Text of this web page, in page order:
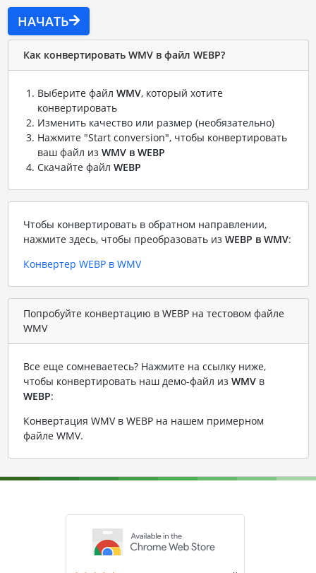
НАЧАТЬ
Как конвертировать WMV в файл WEBP?
Выберите файл WMV, который хотите
конвертировать
Изменить качество или размер (необязательно)
Нажмите "Start conversion", чтобы конвертировать
ваш файл из WMV в WEBP
Скачайте файл WEBP
Чтобы конвертировать в обратном направлении,
нажмите здесь, чтобы преобразовать из WEBP в WMV:
Конвертер WEBP в WMV
Попробуйте конвертацию в WEBP на тестовом файле
WMV
Все еще сомневаетесь? Нажмите на ссылку ниже,
чтобы конвертировать наш демо-файл из WMVв
WEBP:
Конвертация WMV в WEBP на нашем примерном
файле WMV.